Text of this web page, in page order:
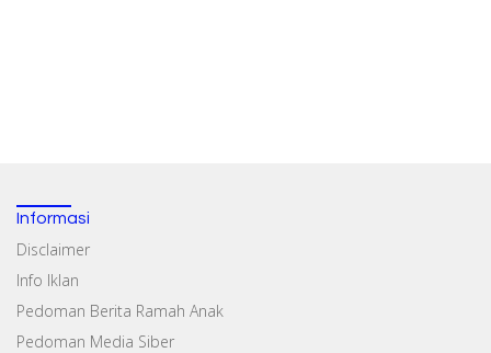
Informasi
Disclaimer
Info Iklan
Pedoman Berita Ramah Anak
Pedoman Media Siber